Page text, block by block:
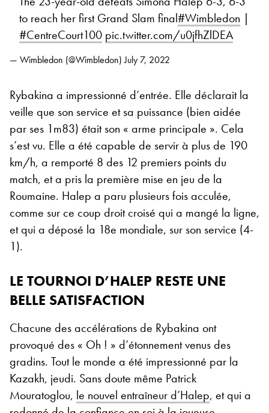
to reach her first Grand Slam final#Wimbledon |
#CentreCourt100 pic.twitter.com/u0jfhZlDEA
— Wimbledon (@Wimbledon)July 7, 2022
Rybakina a impressionné d’entrée. Elle déclarait la
veille que son service et sa puissance (bien aidée
par ses 1m83) était son « arme principale ». Cela
s’est vu. Elle a été capable de servir à plus de 190
km/h, a remporté 8 des 12 premiers points du
match, et a pris la première mise en jeu de la
Roumaine. Halep a paru plusieurs fois acculée,
comme sur ce coup droit croisé qui a mangé la ligne,
et qui a déposé la 18e mondiale, sur son service (4-
1).
LE TOURNOI D’HALEP RESTE UNE
BELLE SATISFACTION
Chacune des accélérations de Rybakina ont
provoqué des « Oh ! » d’étonnement venus des
gradins. Tout le monde a été impressionné par la
Kazakh, jeudi. Sans doute même Patrick
Mouratoglou, le nouvel entraîneur d’Halep, et qui a